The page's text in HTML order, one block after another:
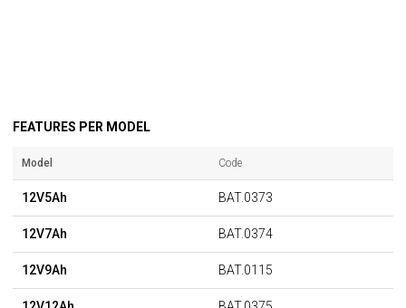
FEATURES PER MODEL
Model Code
12V5Ah BAT.0373
12V7Ah BAT.0374
12V9Ah BAT.0115